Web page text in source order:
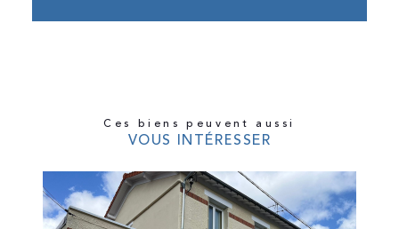
Ces biens peuvent aussi
VOUS INTÉRESSER